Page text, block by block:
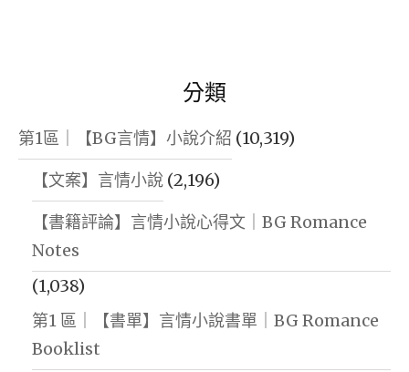
分類
第1區｜【BG言情】小說介紹 (10,319)
【文案】言情小說 (2,196)
【書籍評論】言情小說心得文｜BG Romance
Notes
(1,038)
第1 區｜【書單】言情小說書單｜BG Romance
Booklist